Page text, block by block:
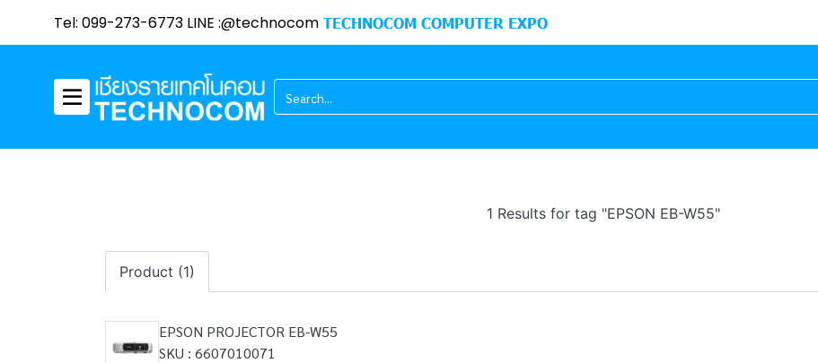
Tel: 099-273-6773 LINE :@technocom TECHNOCOM COMPUTER EXPO
1 Results for tag "EPSON EB-W55"
Product (1)
EPSON PROJECTOR EB-W55
SKU : 6607010071